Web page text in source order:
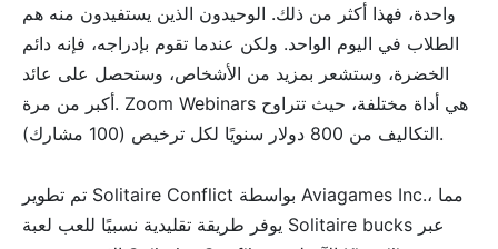
واحدة، فهذا أكثر من ذلك. الوحيدون الذين يستفيدون منه هم
الطلاب في اليوم الواحد. ولكن عندما تقوم بإدراجه، فإنه دائم
الخضرة، وستشعر بمزيد من الأشخاص، وستحصل على عائد
أكبر من مرة. Zoom Webinars هي أداة مختلفة، حيث تتراوح
التكاليف من 800 دولار سنويًا لكل ترخيص (100 مشارك).
تم تطوير Solitaire Conflict بواسطة Aviagames Inc.، مما
يوفر طريقة تقليدية نسبيًا للعب لعبة Solitaire bucks عبر